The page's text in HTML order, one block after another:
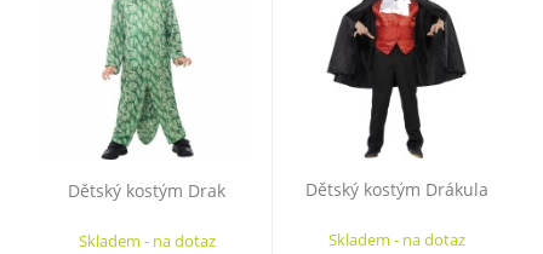
Dětský kostým Drak
Skladem - na dotaz
Dětský kostým Drákula
Skladem - na dotaz